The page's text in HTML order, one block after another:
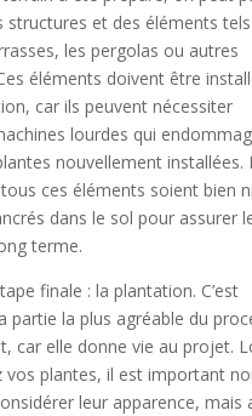
structures et des éléments
les pergolas ou autres
éléments doivent être
car ils peuvent nécessiter
lourdes qui
nouvellement installées.
ces éléments soient bien
dans le sol pour assurer
terme.
finale : la plantation. C’est
partie la plus agréable du
car elle donne vie au projet.
vos plantes, il est important
leur apparence, mais